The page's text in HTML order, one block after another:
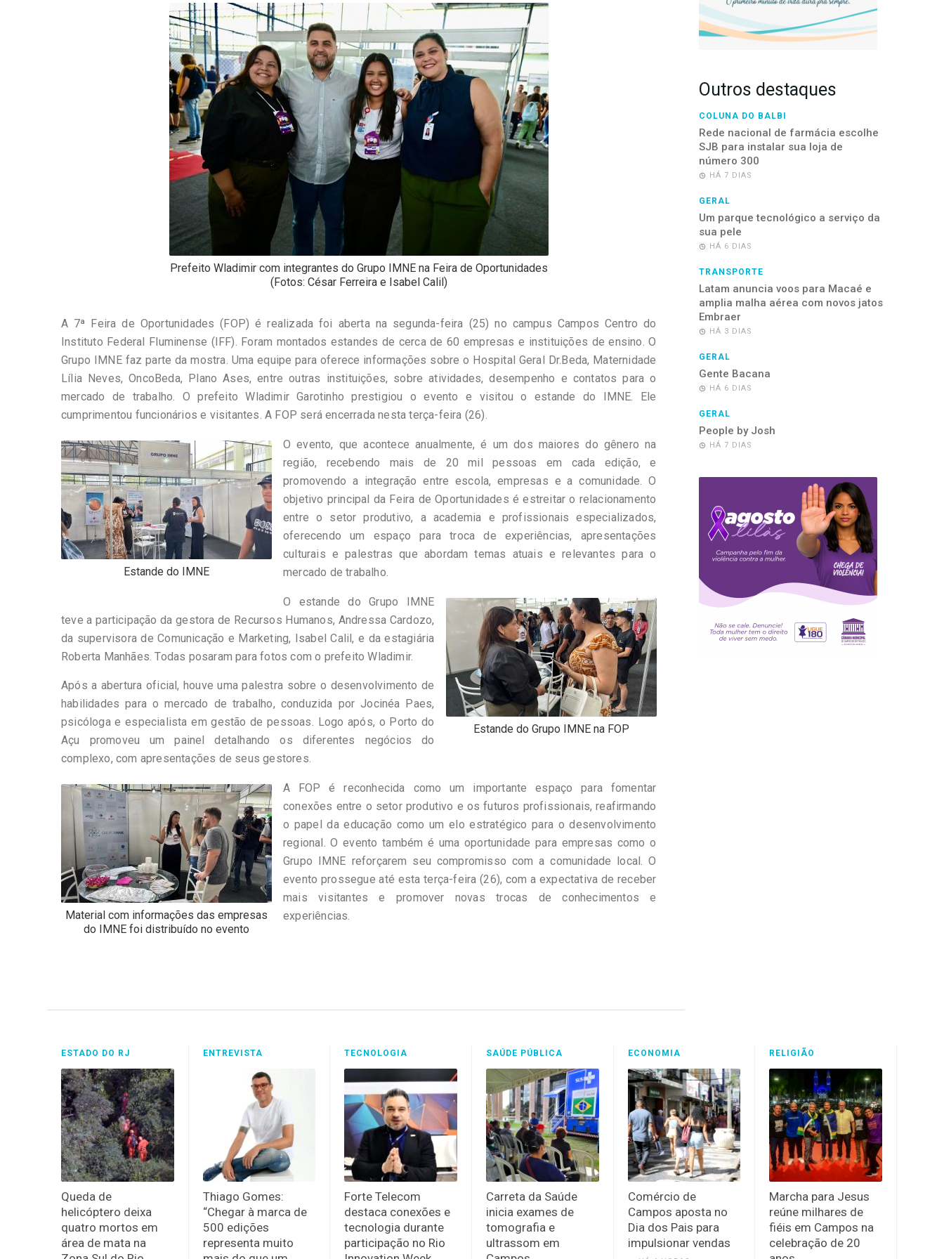
Prefeito Wladimir com integrantes do Grupo IMNE na Feira de Oportunidades
(Fotos: César Ferreira e Isabel Calil)
A 7ª Feira de Oportunidades (FOP) é realizada foi aberta na segunda-feira (25) no campus Campos Centro do
Instituto Federal Fluminense (IFF). Foram montados estandes de cerca de 60 empresas e instituições de ensino. O
Grupo IMNE faz parte da mostra. Uma equipe para oferece informações sobre o Hospital Geral Dr.Beda, Maternidade
Lília Neves, OncoBeda, Plano Ases, entre outras instituições, sobre atividades, desempenho e contatos para o
mercado de trabalho. O prefeito Wladimir Garotinho prestigiou o evento e visitou o estande do IMNE. Ele
cumprimentou funcionários e visitantes. A FOP será encerrada nesta terça-feira (26).
Estande do IMNE
O evento, que acontece anualmente, é um dos maiores do gênero na
região, recebendo mais de 20 mil pessoas em cada edição, e
promovendo a integração entre escola, empresas e a comunidade. O
objetivo principal da Feira de Oportunidades é estreitar o relacionamento
entre o setor produtivo, a academia e profissionais especializados,
oferecendo um espaço para troca de experiências, apresentações
culturais e palestras que abordam temas atuais e relevantes para o
mercado de trabalho.
Estande do Grupo IMNE na FOP
O estande do Grupo IMNE
teve a participação da gestora de Recursos Humanos, Andressa Cardozo,
da supervisora de Comunicação e Marketing, Isabel Calil, e da estagiária
Roberta Manhães. Todas posaram para fotos com o prefeito Wladimir.
Após a abertura oficial, houve uma palestra sobre o desenvolvimento de
habilidades para o mercado de trabalho, conduzida por Jocinéa Paes,
psicóloga e especialista em gestão de pessoas. Logo após, o Porto do
Açu promoveu um painel detalhando os diferentes negócios do
complexo, com apresentações de seus gestores.
Material com informações das empresas
do IMNE foi distribuído no evento
A FOP é reconhecida como um importante espaço para fomentar
conexões entre o setor produtivo e os futuros profissionais, reafirmando
o papel da educação como um elo estratégico para o desenvolvimento
regional. O evento também é uma oportunidade para empresas como o
Grupo IMNE reforçarem seu compromisso com a comunidade local. O
evento prossegue até esta terça-feira (26), com a expectativa de receber
mais visitantes e promover novas trocas de conhecimentos e
experiências.
Outros destaques
COLUNA DO BALBI
Rede nacional de farmácia escolhe
SJB para instalar sua loja de
número 300
HÁ 7 DIAS
GERAL
Um parque tecnológico a serviço da
sua pele
HÁ 6 DIAS
TRANSPORTE
Latam anuncia voos para Macaé e
amplia malha aérea com novos jatos
Embraer
HÁ 3 DIAS
GERAL
Gente Bacana
HÁ 6 DIAS
GERAL
People by Josh
HÁ 7 DIAS
ESTADO DO RJ
Queda de
helicóptero deixa
quatro mortos em
área de mata na
ENTREVISTA
Thiago Gomes:
“Chegar à marca de
500 edições
representa muito
TECNOLOGIA
Forte Telecom
destaca conexões e
tecnologia durante
participação no Rio
SAÚDE PÚBLICA
Carreta da Saúde
inicia exames de
tomografia e
ultrassom em
ECONOMIA
Comércio de
Campos aposta no
Dia dos Pais para
impulsionar vendas
RELIGIÃO
Marcha para Jesus
reúne milhares de
fiéis em Campos na
celebração de 20